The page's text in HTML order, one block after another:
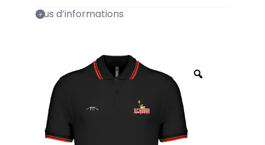
Plus d’informations